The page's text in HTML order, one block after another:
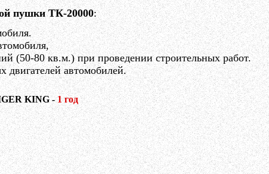
пушки ТК-20000:
(50-80 кв.м.) при проведении строительных работ.
двигателей автомобилей.
KING -1 год